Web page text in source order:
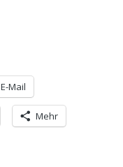
E-Mail
Mehr